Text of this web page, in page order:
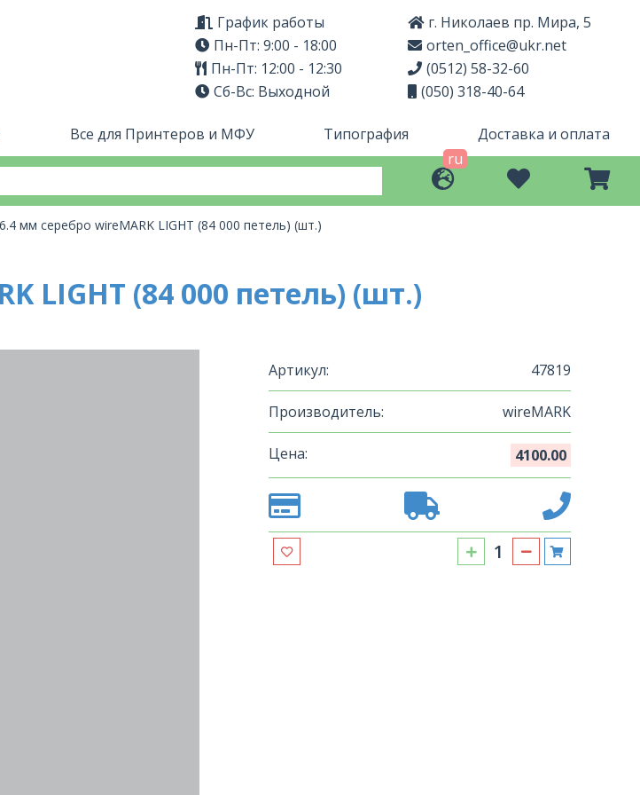
График работы
Пн-Пт: 9:00 - 18:00
Пн-Пт: 12:00 - 12:30
Сб-Вс: Выходной
г. Николаев пр. Мира, 5
orten_office@ukr.net
(0512) 58-32-60
(050) 318-40-64
Все для Принтеров и МФУ Типография
Доставка и оплата
ru
6.4 мм серебро wireMARK LIGHT (84 000 петель) (шт.)
LIGHT (84 000 петель) (шт.)
Артикул: 47819
Производитель: wireMARK
Цена: 4100.00